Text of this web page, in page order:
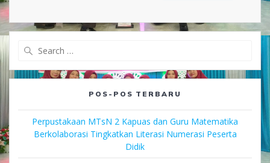
POS-POS TERBARU
Perpustakaan MTsN 2 Kapuas dan Guru Matematika
Berkolaborasi Tingkatkan Literasi Numerasi Peserta
Didik